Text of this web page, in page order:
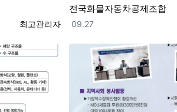
등록자
최고관리자
전국화물자동차공제조합
등록일
09.27